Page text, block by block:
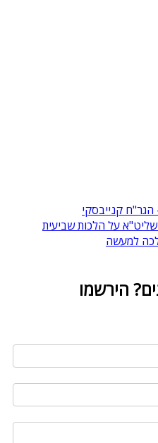
הגר"ח קנייבסקי
על הלכות שביעית
למעשה
הירשמו